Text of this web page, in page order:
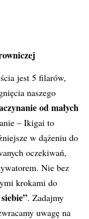
jest 5 filarów,
naszego
od małych
– Ikigai to
w dążeniu do
oczekiwań,
Nie bez
krokami do
. Zadajmy
uwagę na